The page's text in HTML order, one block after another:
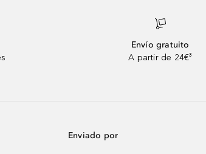
Envío gratuito
A partir de 24€³
Enviado por